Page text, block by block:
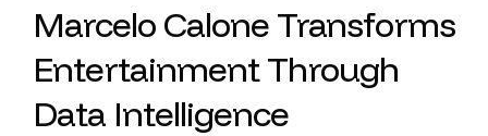
Marcelo Calone Transforms
Entertainment Through
Data Intelligence